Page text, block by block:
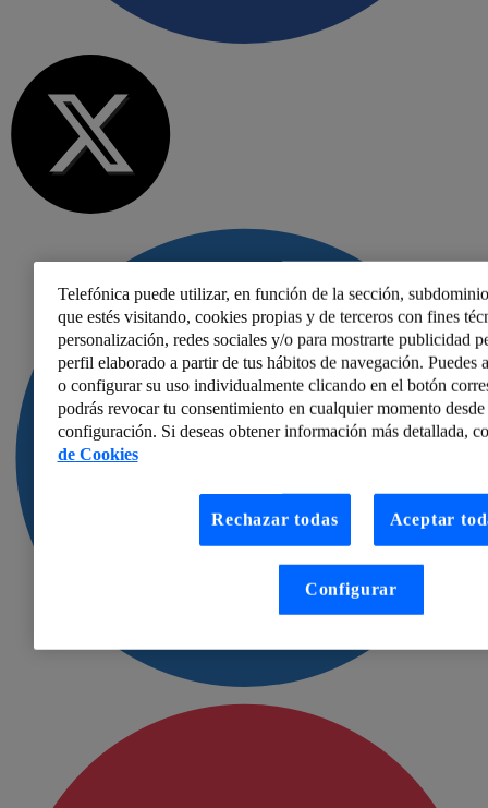
Telefónica puede utilizar, en función de la sección,
que estés visitando, cookies propias y de terceros con fines
personalización, redes sociales y/o para mostrarte publicidad
perfil elaborado a partir de tus hábitos de navegación. Puedes
o configurar su uso individualmente clicando en el botón
podrás revocar tu consentimiento en cualquier momento
configuración. Si deseas obtener información más detallada,
de Cookies
Rechazar todas Aceptar
Configurar